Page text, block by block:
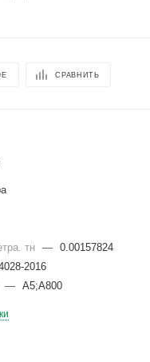
СРАВНИТЬ
тн
—
0.00157824
2016
— А5;А800